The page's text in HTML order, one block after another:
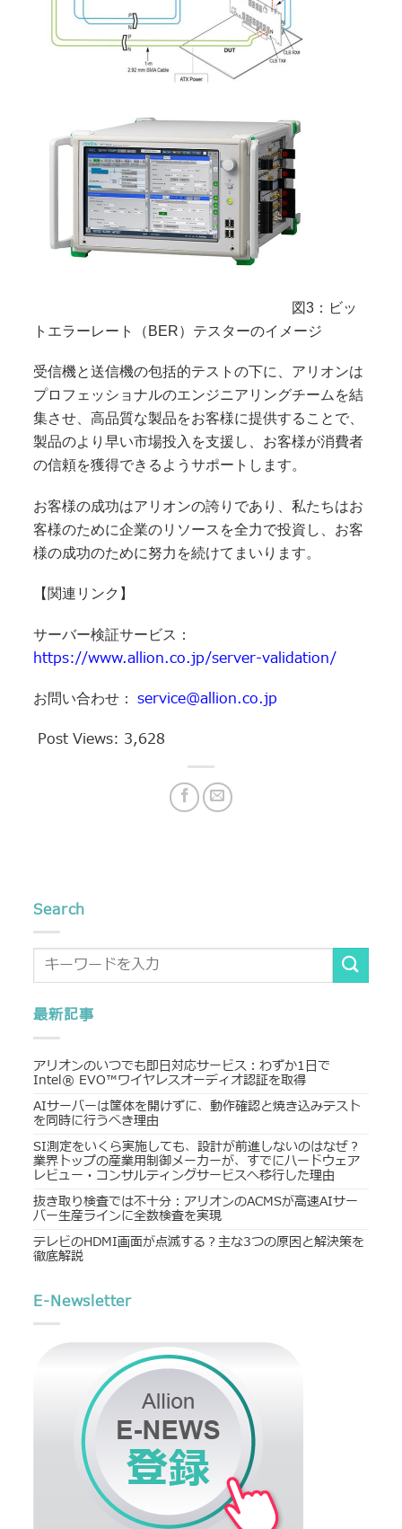
図3：ビッ
トエラーレート（BER）テスターのイメージ
受信機と送信機の包括的テストの下に、アリオンは
プロフェッショナルのエンジニアリングチームを結
集させ、高品質な製品をお客様に提供することで、
製品のより早い市場投入を支援し、お客様が消費者
の信頼を獲得できるようサポートします。
お客様の成功はアリオンの誇りであり、私たちはお
客様のために企業のリソースを全力で投資し、お客
様の成功のために努力を続けてまいります。
【関連リンク】
サーバー検証サービス：
https://www.allion.co.jp/server-validation/
お問い合わせ：
service@allion.co.jp
Post Views: 3,628
Search
最新記事
アリオンのいつでも即日対応サービス：わずか1日で
Intel® EVO™ワイヤレスオーディオ認証を取得
AIサーバーは筐体を開けずに、動作確認と焼き込みテスト
を同時に行うべき理由
SI測定をいくら実施しても、設計が前進しないのはなぜ？
業界トップの産業用制御メーカーが、すでにハードウェア
レビュー・コンサルティングサービスへ移行した理由
抜き取り検査では不十分：アリオンのACMSが高速AIサー
バー生産ラインに全数検査を実現
テレビのHDMI画面が点滅する？主な3つの原因と解決策を
徹底解説
E-Newsletter